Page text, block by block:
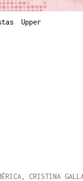
Upper
CRISTINA